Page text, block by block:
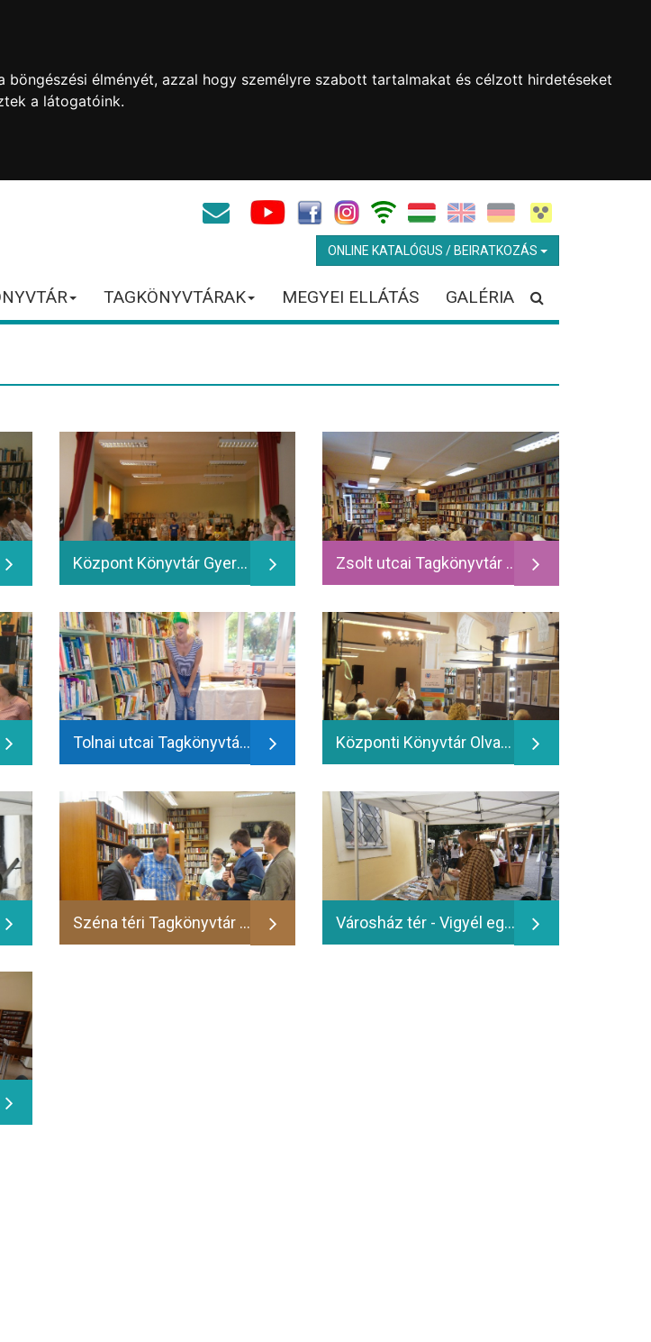
élményét, azzal hogy személyre szabott tartalmakat és célzott hirdetéseket
a látogatóink.
ONLINE KATALÓGUS / BEIRATKOZÁS
TAGKÖNYVTÁRAK MEGYEI ELLÁTÁS GALÉRIA
Központ Könyvtár Gyermekrészleg - A nagy család; Rómeó és Júliák -a Bongó-Csalamádé Mix előadásai - 2016.06.07. Zsolt utcai Tagkönyvtár - Mörk Lenoróra - 2016.06.08.
Tolnai utcai Tagkönyvtár - Finy Petra - 2016.06.10. Központi Könyvtár Olvasóterem - 60 éve hunyt el Supka Géza - Emlékkiállítás - 2016.06.10.
Széna téri Tagkönyvtár - A Hunyadiak kora - Bán Mór beszélgető estje - 2016.06.13. Városház tér - Vigyél egy könyvet – olvass Te is!